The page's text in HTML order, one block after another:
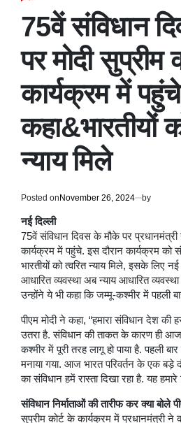
75वें संविधान
पर मोदी सुप्रीम
कार्यक्रम में
कहा&भारतीयों
न्याय मिले
Posted onNovember 26, 2024 by
नई दिल्ली
75वें संविधान दिवस के मौके पर
कार्यक्रम में पहुंचे. इस दौरान कार्यक्रम को
भारतीयों को त्वरित न्याय मिले, इसके लिए
आधारित व्यवस्था अब न्याय आधारित
उन्होंने ये भी कहा कि जम्मू-कश्मीर में पहली
पीएम मोदी ने कहा, “हमारा संविधान देश
उतरा है. संविधान की ताकत के कारण ही आज
कश्मीर में पूरी तरह लागू हो पाया है. पहली
मनाया गया. आज भारत परिवर्तन के एक बड़े
का संविधान हमें रास्ता दिखा रहा है. यह
संविधान निर्माताओं की तारीफ कर क्या बोले
सुप्रीम कोर्ट के कार्यक्रम में प्रधानमंत्री ने